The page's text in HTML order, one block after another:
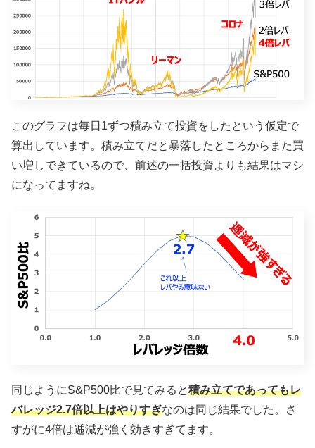
このグラフは毎日1ずつ積み立て投資をしたという仮定で
算出しています。積み立てだと暴落したところからまた買
い増しできているので、前述の一括投資よりも結果はマシ
になってますね。
同じようにS&P500比で見てみると積み立てであってもレ
バレッジ2.7倍以上はやりすぎなのは同じ結果でした。さ
すがに4倍は逓減が強く効きすぎてます。